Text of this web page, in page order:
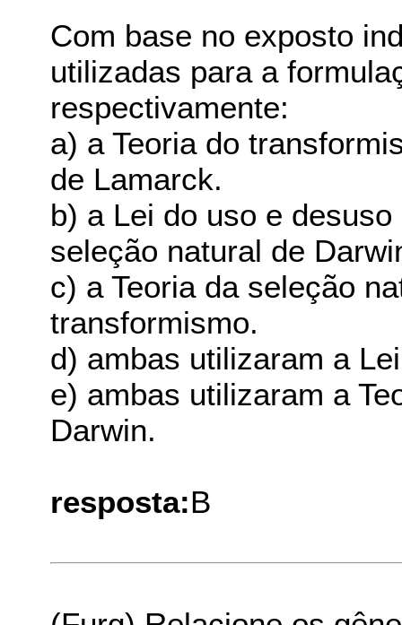
Com base no exposto
utilizadas para a
respectivamente:
a) a Teoria do
de Lamarck.
b) a Lei do uso e
seleção natural de
c) a Teoria da seleção
transformismo.
d) ambas utilizaram a
e) ambas utilizaram a
Darwin.
resposta:B